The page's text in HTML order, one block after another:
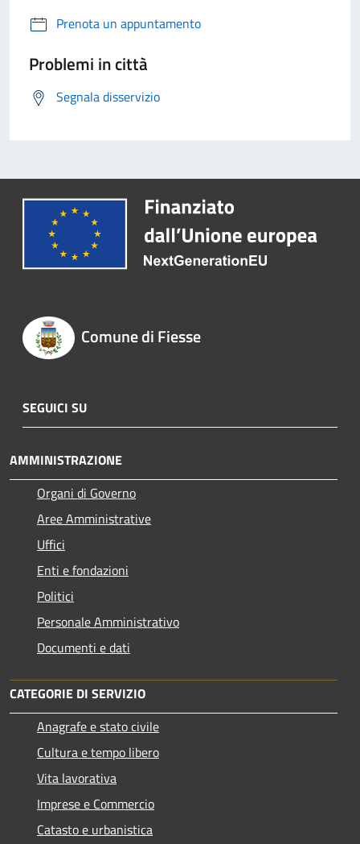
Prenota un appuntamento
Problemi in città
Segnala disservizio
Comune di Fiesse
SEGUICI SU
AMMINISTRAZIONE
Organi di Governo
Aree Amministrative
Uffici
Enti e fondazioni
Politici
Personale Amministrativo
Documenti e dati
CATEGORIE DI SERVIZIO
Anagrafe e stato civile
Cultura e tempo libero
Vita lavorativa
Imprese e Commercio
Catasto e urbanistica